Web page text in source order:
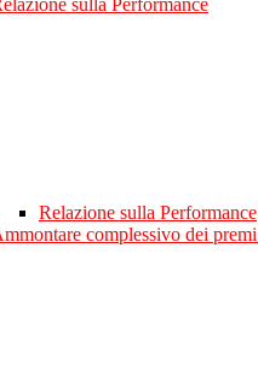
sulla Performance
Relazione sulla Performance
complessivo dei premi